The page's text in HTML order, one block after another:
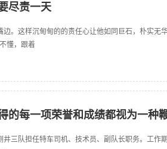
尽责一天
。这样沉甸甸的的责任心让他如同巨石，朴实无
懂，跟着
每一项荣誉和成绩都视为一种
三队担任特车司机、技术员、副队长职务。工作